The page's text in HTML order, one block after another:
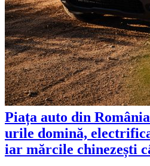
Piața auto din
urile domină,
iar mărcile chinezești